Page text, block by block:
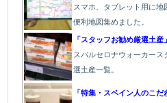
スマホ、タブレット用に地
便利地図集めました。
「スタッフお勧め厳選土産」
スバルセロナウォーカー
選土産一覧。
「特集・スペイン人のこだ